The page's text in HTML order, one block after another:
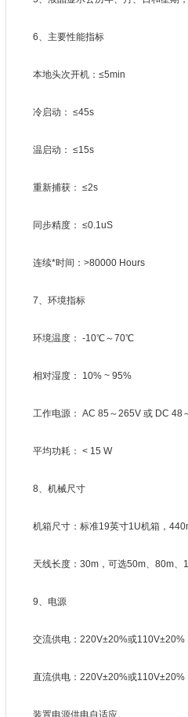
6、主要性能指标
本地头次开机：≤5min
冷启动： ≤45s
温启动： ≤15s
重新捕获： ≤2s
同步精度： ≤0.1uS
连续*时间：>80000 Hours
7、环境指标
环境温度： -10℃～70℃
相对湿度： 10% ~ 95%
工作电源： AC 85～265V 或 DC 48
平均功耗： < 15 W
8、机械尺寸
机箱尺寸：标准19英寸1U机箱，
天线长度：30m，可选50m、80m、
9、电源
交流供电：220V±20%或110V±20%
直流供电：220V±20%或110V±20%
装置电源供电自适应。